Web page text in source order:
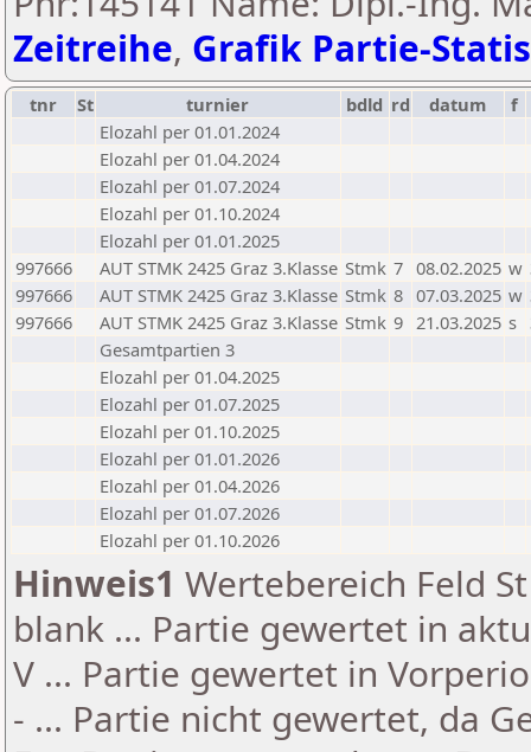
Zeitreihe, Grafik Partie-
tnr St turnier bdld rd datum
f
Elozahl per 01.01.2024
Elozahl per 01.04.2024
Elozahl per 01.07.2024
Elozahl per 01.10.2024
Elozahl per 01.01.2025
997666
AUT STMK 2425 Graz 3.Klasse Stmk 7 08.02.2025 w
997666
AUT STMK 2425 Graz 3.Klasse Stmk 8 07.03.2025 w
997666
AUT STMK 2425 Graz 3.Klasse Stmk 9 21.03.2025 s
Gesamtpartien 3
Elozahl per 01.04.2025
Elozahl per 01.07.2025
Elozahl per 01.10.2025
Elozahl per 01.01.2026
Elozahl per 01.04.2026
Elozahl per 01.07.2026
Elozahl per 01.10.2026
Hinweis1 Wertebereich Feld
blank ... Partie gewertet in
V ... Partie gewertet in
- ... Partie nicht gewertet, da